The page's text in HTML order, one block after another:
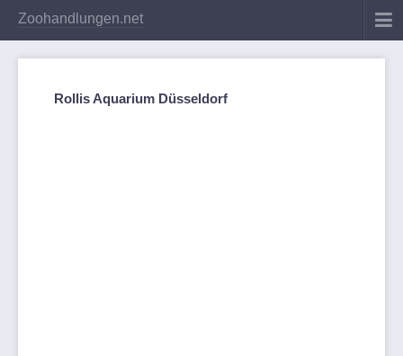
Zoohandlungen.net
Rollis Aquarium Düsseldorf